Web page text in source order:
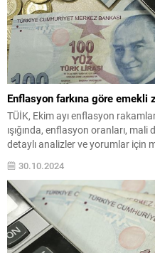
Enflasyon farkına göre emekli
TÜİK, Ekim ayı enflasyon
ışığında, enflasyon oranları,
detaylı analizler ve yorumlar için
30.10.2024